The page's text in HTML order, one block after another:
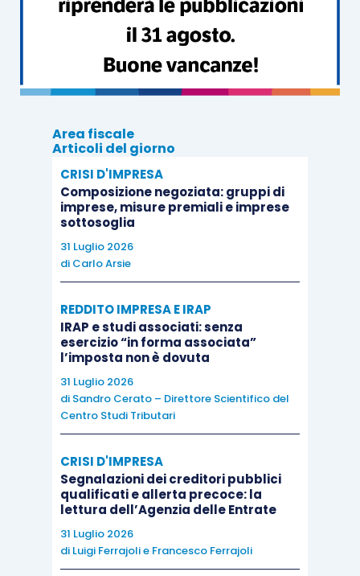
Controllo societario
L’esenzione su interessi e canoni prevista dalla
si applica solo asocietà “consociate”
Due società sono considerate consociate se:
una delle due società
partecipazione diretta non inferiore al
25 per cento
nell’assemblea ordinaria
unaterza società
per centodei diritti di voto esercitabili
nell’assemblea ordinaria sia nella società
erogante che nella società percettrice.
In ogni caso occorre che le società siano
residenti all’interno di uno Stato membro: non è
ammessoalcun regime di esenzione
società (erogante e ricevente)degli interessi e
dei canoni, sitrovano sotto il controllo comune
Area fiscale
Articoli del giorno
CRISI D'IMPRESA
Composizione negoziata: gruppi di
imprese, misure premiali e imprese
sottosoglia
31 Luglio 2026
di Carlo Arsie
REDDITO IMPRESA E IRAP
IRAP e studi associati: senza
esercizio “in forma associata”
l’imposta non è dovuta
31 Luglio 2026
di Sandro Cerato – Direttore Scientifico del
Centro Studi Tributari
CRISI D'IMPRESA
Segnalazioni dei creditori pubblici
qualificati e allerta precoce: la
lettura dell’Agenzia delle Entrate
31 Luglio 2026
di Luigi Ferrajolie Francesco Ferrajoli